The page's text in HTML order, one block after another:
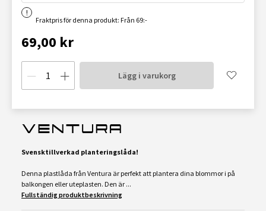
Fraktpris för denna produkt: Från 69:-
69,00 kr
Lägg i varukorg
Svensktillverkad planteringslåda!
Denna plastlåda från Ventura är perfekt att plantera dina blommor i på
balkongen eller uteplasten. Den är ...
Fullständig produktbeskrivning